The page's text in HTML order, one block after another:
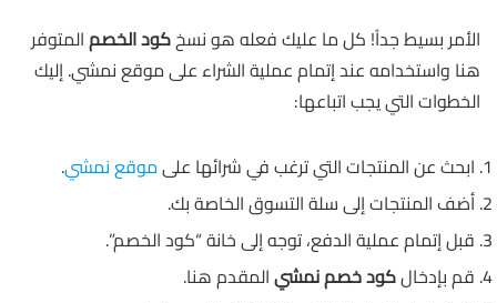
الأمر بسيط جداً! كل ما عليك فعله هو نسخكود الخصمالمتوفر
هنا واستخدامه عند إتمام عملية الشراء على موقع نمشي. إليك
الخطوات التي يجب اتباعها:
ابحث عن المنتجات التي ترغب في شرائها علىموقع نمشي.
أضف المنتجات إلى سلة التسوق الخاصة بك.
قبل إتمام عملية الدفع، توجه إلى خانة “كود الخصم”.
قم بإدخالكود خصم نمشيالمقدم هنا.